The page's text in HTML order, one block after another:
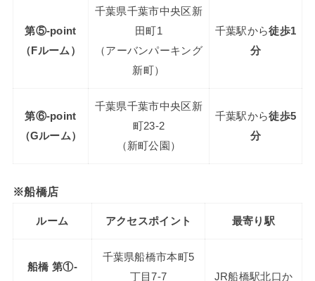
第⑤-point
（Fルーム）
千葉県千葉市中央区新
田町1
（アーバンパーキング
新町）
千葉駅から徒歩1
分
第⑥-point
（Gルーム）
千葉県千葉市中央区新
町23-2
（新町公園）
千葉駅から徒歩5
分
※船橋店
ルーム アクセスポイント 最寄り駅
船橋 第①-
千葉県船橋市本町5
丁目7-7
JR船橋駅北口か